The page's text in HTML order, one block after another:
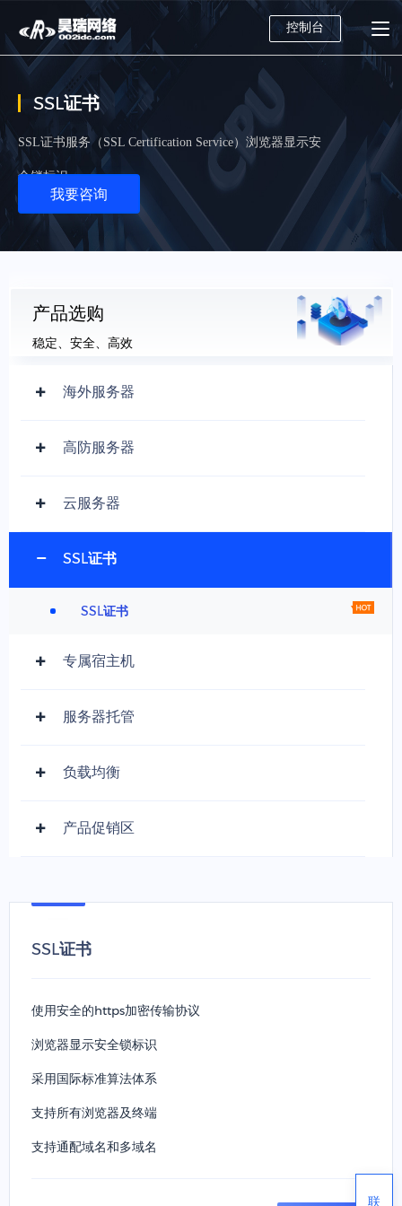
控制台
SSL证书
SSL证书服务（SSL Certification Service）浏览器显示安
全锁标识
我要咨询
产品选购
稳定、安全、高效
海外服务器
高防服务器
云服务器
SSL证书
SSL证书
专属宿主机
服务器托管
负载均衡
产品促销区
SSL证书
使用安全的https加密传输协议
浏览器显示安全锁标识
采用国际标准算法体系
支持所有浏览器及终端
支持通配域名和多域名
联